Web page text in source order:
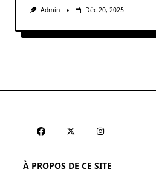
Admin Déc 20, 2025
À PROPOS DE CE SITE